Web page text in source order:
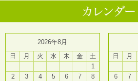
2026年8月
日
月 火 水 木 金
土
1
2
3 4 5 6 7
8
日
月
6
7